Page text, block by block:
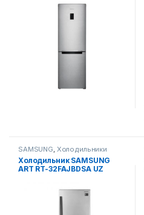
SAMSUNG, Холодильники
Холодильник SAMSUNG
ART RT-32FAJBDSA UZ